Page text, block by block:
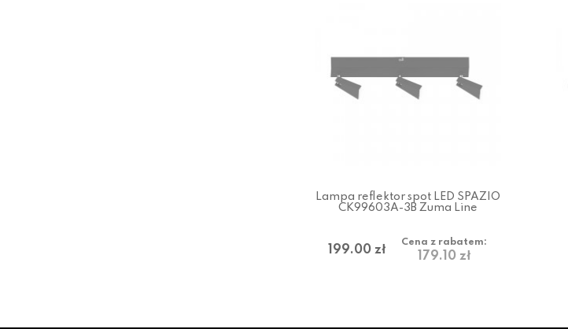
Lampa reflektor spot LED SPAZIO
CK99603A-3B Zuma Line
199.00 zł
Cena z rabatem:
179.10 zł